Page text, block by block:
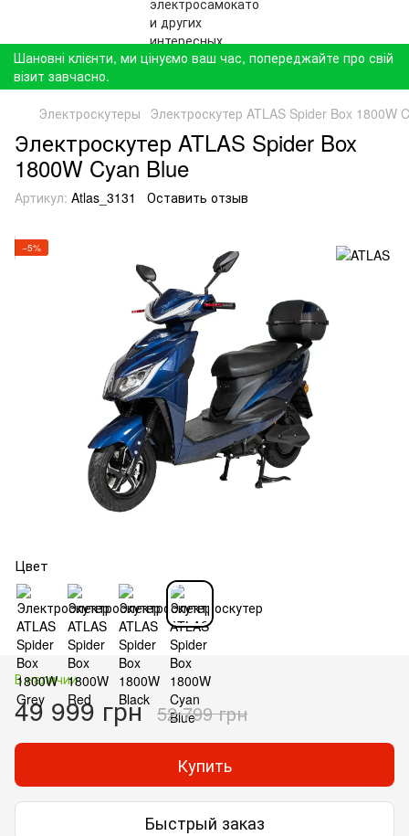
Шановні клієнти, ми цінуємо ваш час, попереджайте про свій
візит завчасно.
Электроскутеры Электроскутер ATLAS Spider Box 1800W
Электроскутер ATLAS Spider Box
1800W Cyan Blue
Артикул: Atlas_3131 Оставить отзыв
−5%
Цвет
В наличии
49 999 грн 52 799 грн
Купить
Быстрый заказ